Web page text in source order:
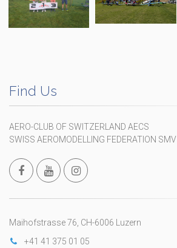
Find Us
AERO-CLUB OF SWITZERLAND AECS
SWISS AEROMODELLING FEDERATION SMV
Maihofstrasse 76, CH-6006 Luzern
+41 41 375 01 05